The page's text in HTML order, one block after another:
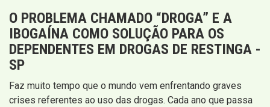
O PROBLEMA CHAMADO “DROGA” E A
IBOGAÍNA COMO SOLUÇÃO PARA OS
DEPENDENTES EM DROGAS DE RESTINGA -
SP
Faz muito tempo que o mundo vem enfrentando graves
crises referentes ao uso das drogas. Cada ano que passa